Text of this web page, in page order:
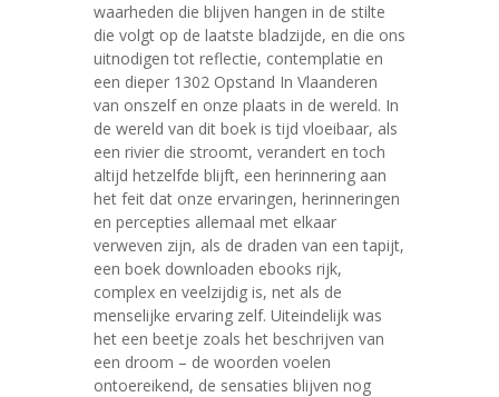
waarheden die blijven hangen in de stilte
die volgt op de laatste bladzijde, en die ons
uitnodigen tot reflectie, contemplatie en
een dieper 1302 Opstand In Vlaanderen
van onszelf en onze plaats in de wereld. In
de wereld van dit boek is tijd vloeibaar, als
een rivier die stroomt, verandert en toch
altijd hetzelfde blijft, een herinnering aan
het feit dat onze ervaringen, herinneringen
en percepties allemaal met elkaar
verweven zijn, als de draden van een tapijt,
een boek downloaden ebooks rijk,
complex en veelzijdig is, net als de
menselijke ervaring zelf. Uiteindelijk was
het een beetje zoals het beschrijven van
een droom – de woorden voelen
ontoereikend, de sensaties blijven nog